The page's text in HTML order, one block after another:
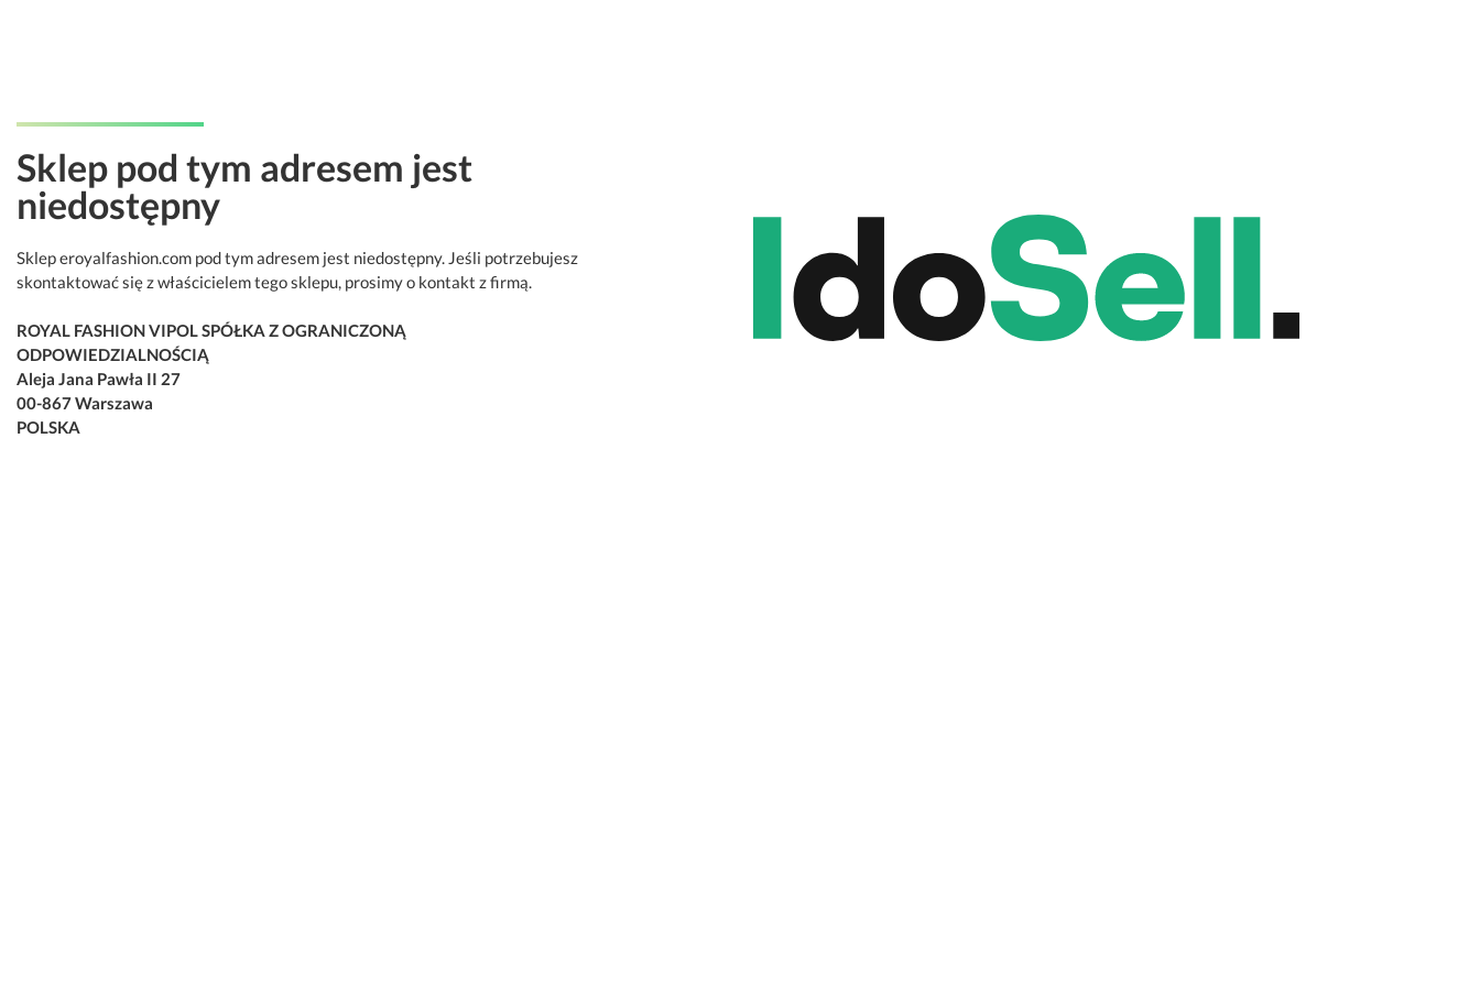
Sklep pod tym adresem jest
niedostępny
Sklep eroyalfashion.com pod tym adresem jest niedostępny. Jeśli potrzebujesz
skontaktować się z właścicielem tego sklepu, prosimy o kontakt z firmą.
ROYAL FASHION VIPOL SPÓŁKA Z OGRANICZONĄ
ODPOWIEDZIALNOŚCIĄ
Aleja Jana Pawła II 27
00-867 Warszawa
POLSKA